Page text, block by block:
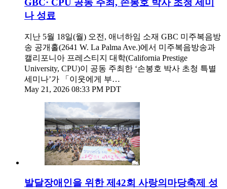
GBC· CPU 공동 주최, 손봉호 박사 초청 세미
나 성료
지난 5월 18일(월) 오전, 애너하임 소재 GBC 미주복음방
송 공개홀(2641 W. La Palma Ave.)에서 미주복음방송과
캘리포니아 프레스티지 대학(California Prestige
University, CPU)이 공동 주최한 ‘손봉호 박사 초청 특별
세미나’가 「이웃에게 부…
May 21, 2026 08:33 PM PDT
발달장애인을 위한 제42회 사랑의마당축제 성